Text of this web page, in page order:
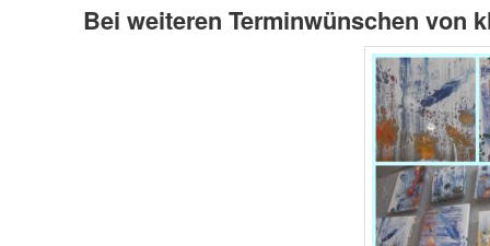
Bei weiteren Terminwünschen von